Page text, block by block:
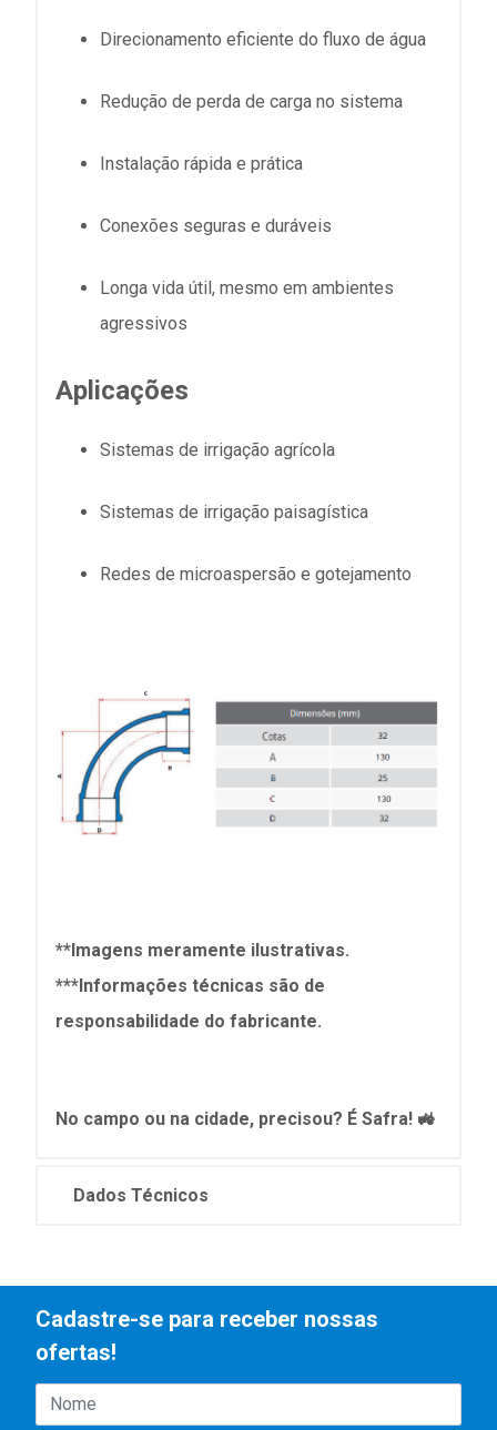
Direcionamento eficiente do fluxo de água
Redução de perda de carga no sistema
Instalação rápida e prática
Conexões seguras e duráveis
Longa vida útil, mesmo em ambientes
agressivos
Aplicações
Sistemas de irrigação agrícola
Sistemas de irrigação paisagística
Redes de microaspersão e gotejamento
**Imagens meramente ilustrativas.
***Informações técnicas são de
responsabilidade do fabricante.
No campo ou na cidade, precisou? É Safra! 🚜
Dados Técnicos
Cadastre-se para receber nossas
ofertas!